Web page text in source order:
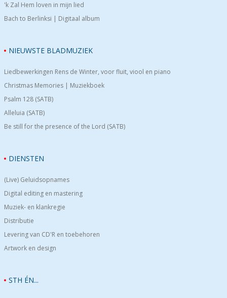
'k Zal Hem loven in mijn lied
Bach to Berlinksi | Digitaal album
NIEUWSTE BLADMUZIEK
Liedbewerkingen Rens de Winter, voor fluit, viool en piano
Christmas Memories | Muziekboek
Psalm 128 (SATB)
Alleluia (SATB)
Be still for the presence of the Lord (SATB)
DIENSTEN
(Live) Geluidsopnames
Digital editing en mastering
Muziek- en klankregie
Distributie
Levering van CD'R en toebehoren
Artwork en design
STH ÉN...